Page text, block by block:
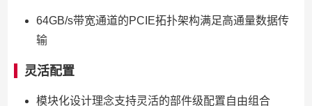
64GB/s带宽通道的PCIE拓扑架构满足高通量数据传
输
灵活配置
模块化设计理念支持灵活的部件级配置自由组合